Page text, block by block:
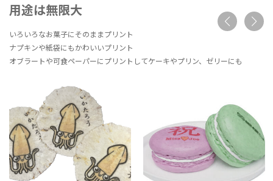
用途は無限大
いろいろなお菓子にそのままプリント
ナプキンや紙袋にもかわいいプリント
オブラートや可食ペーパーにプリントしてケーキやプリン、ゼリーにも